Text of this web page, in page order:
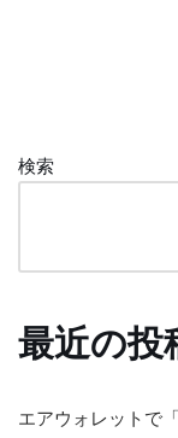
検索
最近の投
エアウォレットで